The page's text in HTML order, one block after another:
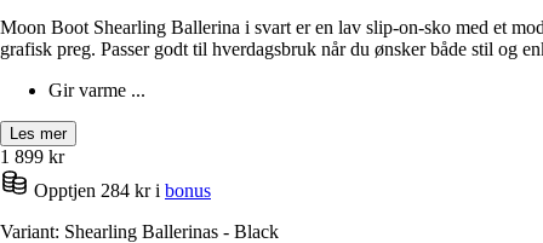
Moon Boot Shearling Ballerina i svart er en lav slip-on-sko med et
grafisk preg. Passer godt til hverdagsbruk når du ønsker både stil og
Gir varme ...
Les mer
1 899 kr
Opptjen 284 kr i bonus
Variant: Shearling Ballerinas - Black